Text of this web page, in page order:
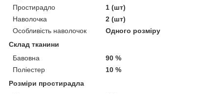
Простирадло
1 (шт)
Наволочка
2 (шт)
Особливість наволочок
Одного розміру
Склад тканини
Бавовна
90 %
Поліестер
10 %
Розміри простирадла